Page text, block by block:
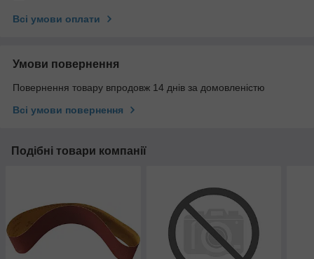
Всі умови оплати
Умови повернення
Повернення товару впродовж 14 днів за домовленістю
Всі умови повернення
Подібні товари компанії